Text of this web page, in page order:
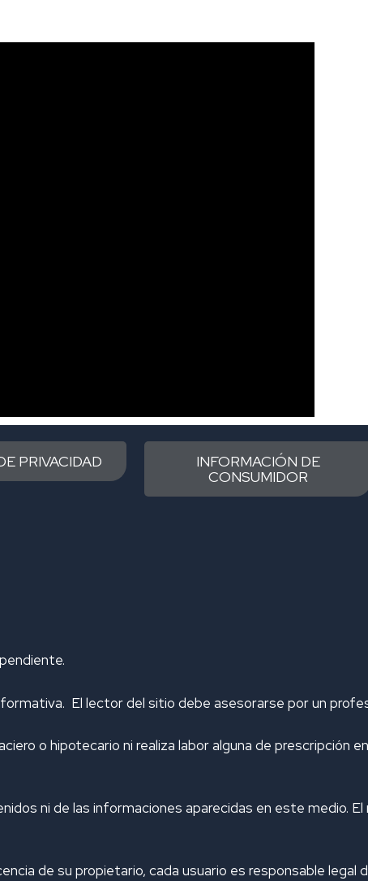
PRIVACIDAD
INFORMACIÓN DE
CONSUMIDOR
El lector del sitio debe asesorarse por un
o hipotecario ni realiza labor alguna de prescripción
ni de las informaciones aparecidas en este medio.
de su propietario, cada usuario es responsable legal